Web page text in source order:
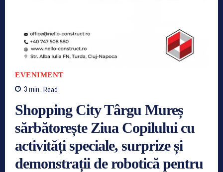
EVENIMENT
3 min. Read
Shopping City Târgu Mureș
sărbătorește Ziua Copilului cu
activități speciale, surprize și
demonstrații de robotică pentru